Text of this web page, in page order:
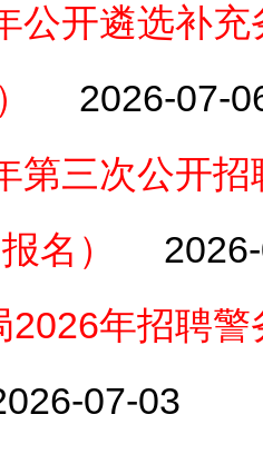
公开遴选补
2026-07-
第三次公开
名）
2026年招聘
07-03